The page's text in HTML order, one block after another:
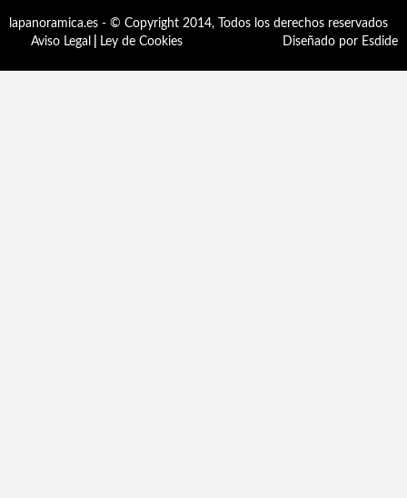
lapanoramica.es - © Copyright 2014, Todos los derechos reservados
Aviso Legal
Ley de Cookies Diseñado por Esdide